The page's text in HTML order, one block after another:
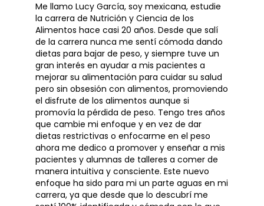
Me llamo Lucy García, soy mexicana, estudie
la carrera de Nutrición y Ciencia de los
Alimentos hace casi 20 años. Desde que salí
de la carrera nunca me sentí cómoda dando
dietas para bajar de peso, y siempre tuve un
gran interés en ayudar a mis pacientes a
mejorar su alimentación para cuidar su salud
pero sin obsesión con alimentos, promoviendo
el disfrute de los alimentos aunque si
promovía la pérdida de peso. Tengo tres años
que cambie mi enfoque y en vez de dar
dietas restrictivas o enfocarme en el peso
ahora me dedico a promover y enseñar a mis
pacientes y alumnas de talleres a comer de
manera intuitiva y consciente. Este nuevo
enfoque ha sido para mi un parte aguas en mi
carrera, ya que desde que lo descubrí me